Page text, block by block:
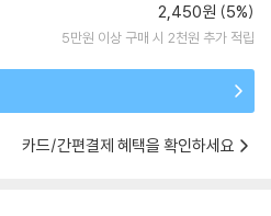
2,450원 (5%)
5만원 이상 구매 시 2천원 추가 적립
카드/간편결제 혜택을 확인하세요